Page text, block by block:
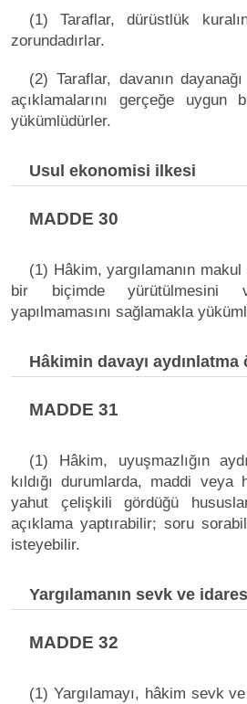
(1) Taraflar, dürüstlük
zorundadırlar.
(2) Taraflar, davanın
açıklamalarını gerçeğe uygun
yükümlüdürler.
Usul ekonomisi ilkesi
MADDE 30
(1) Hâkim, yargılamanın
bir biçimde yürütülmesini
yapılmamasını sağlamakla
Hâkimin davayı aydınlatma
MADDE 31
(1) Hâkim, uyuşmazlığın
kıldığı durumlarda, maddi veya
yahut çelişkili gördüğü
açıklama yaptırabilir; soru
isteyebilir.
Yargılamanın sevk ve
MADDE 32
(1) Yargılamayı, hâkim sevk